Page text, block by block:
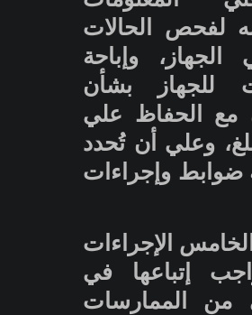
لفحص الحالات
الجهاز، وإباحة
للجهاز بشأن
مع الحفاظ علي
وعلي أن تُحدد
ضوابط وإجراءات
الإجراءات
إتباعها في
من الممارسات